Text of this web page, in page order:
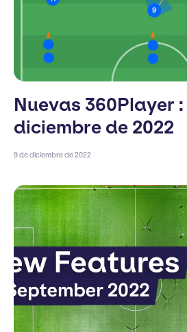
Nuevas 360Player :
diciembre de 2022
9 de diciembre de 2022